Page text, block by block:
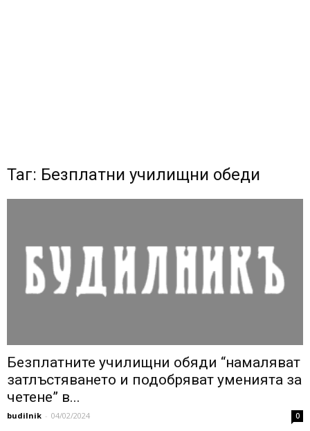
Таг: Безплатни училищни обеди
Безплатните училищни обяди “намаляват
затлъстяването и подобряват уменията за
четене” в...
budilnik - 04/02/2024 0